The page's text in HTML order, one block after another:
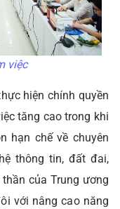
việc
hiện chính quyền
tăng cao trong khi
hạn chế về chuyên
thông tin, đất đai,
của Trung ương
với nâng cao năng